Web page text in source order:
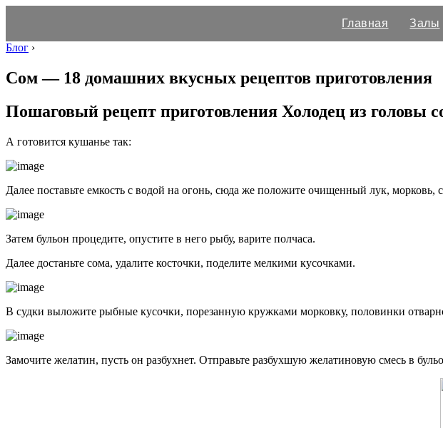
Главная Залы
Блог ›
Сом — 18 домашних вкусных рецептов приготовления
Пошаговый рецепт приготовления Холодец из головы
А готовится кушанье так:
Далее поставьте емкость с водой на огонь, сюда же положите очищенный лук, морковь,
Затем бульон процедите, опустите в него рыбу, варите полчаса.
Далее достаньте сома, удалите косточки, поделите мелкими кусочками.
В судки выложите рыбные кусочки, порезанную кружками морковку, половинки
Замочите желатин, пусть он разбухнет. Отправьте разбухшую желатиновую смесь в